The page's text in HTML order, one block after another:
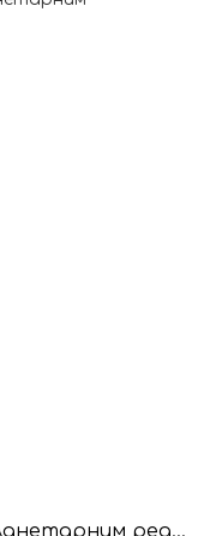
Електродвигун 24V 350W з планетарним редуктором під ремінь